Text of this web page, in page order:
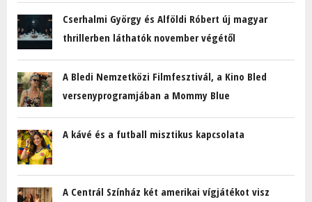
Cserhalmi György és Alföldi Róbert új magyar
thrillerben láthatók november végétől
A Bledi Nemzetközi Filmfesztivál, a Kino Bled
versenyprogramjában a Mommy Blue
A kávé és a futball misztikus kapcsolata
A Centrál Színház két amerikai vígjátékot visz